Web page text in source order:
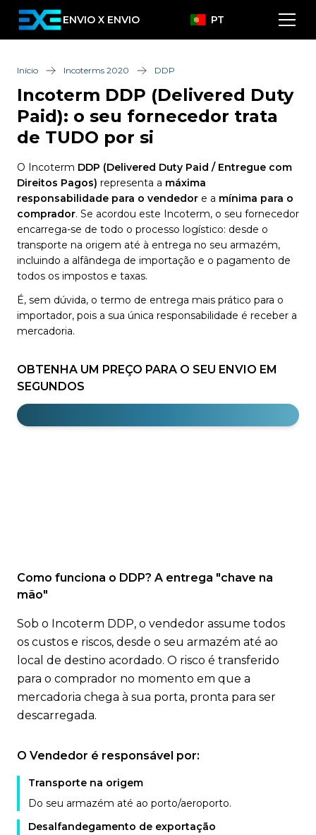
ENVIO X ENVIO PT
Início Incoterms 2020 DDP
Incoterm DDP (Delivered Duty
Paid): o seu fornecedor trata
de TUDO por si
O Incoterm DDP (Delivered Duty Paid / Entregue com
Direitos Pagos) representa a máxima
responsabilidade para o vendedor e a mínima para o
comprador. Se acordou este Incoterm, o seu fornecedor
encarrega-se de todo o processo logístico: desde o
transporte na origem até à entrega no seu armazém,
incluindo a alfândega de importação e o pagamento de
todos os impostos e taxas.
É, sem dúvida, o termo de entrega mais prático para o
importador, pois a sua única responsabilidade é receber a
mercadoria.
OBTENHA UM PREÇO PARA O SEU ENVIO EM
SEGUNDOS
Como funciona o DDP? A entrega "chave na
mão"
Sob o Incoterm DDP, o vendedor assume todos
os custos e riscos, desde o seu armazém até ao
local de destino acordado. O risco é transferido
para o comprador no momento em que a
mercadoria chega à sua porta, pronta para ser
descarregada.
O Vendedor é responsável por:
Transporte na origem
Do seu armazém até ao porto/aeroporto.
Desalfandegamento de exportação